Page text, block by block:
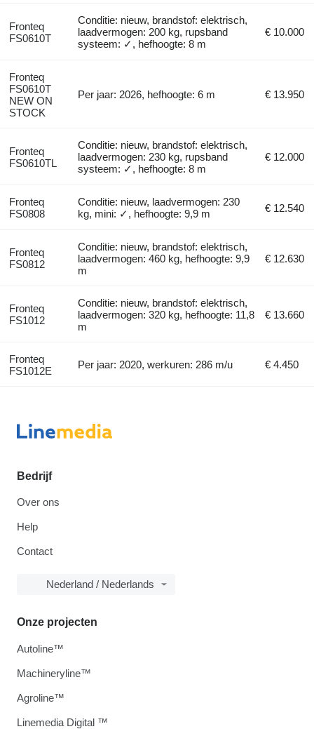
Fronteq
FS0610T
Conditie: nieuw, brandstof: elektrisch,
laadvermogen: 200 kg, rupsband
systeem: ✓, hefhoogte: 8 m
€ 10.000
Fronteq
FS0610T
NEW ON
STOCK
Per jaar: 2026, hefhoogte: 6 m € 13.950
Fronteq
FS0610TL
Conditie: nieuw, brandstof: elektrisch,
laadvermogen: 230 kg, rupsband
systeem: ✓, hefhoogte: 8 m
€ 12.000
Fronteq
FS0808
Conditie: nieuw, laadvermogen: 230
kg, mini: ✓, hefhoogte: 9,9 m
€ 12.540
Fronteq
FS0812
Conditie: nieuw, brandstof: elektrisch,
laadvermogen: 460 kg, hefhoogte: 9,9
m
€ 12.630
Fronteq
FS1012
Conditie: nieuw, brandstof: elektrisch,
laadvermogen: 320 kg, hefhoogte: 11,8
m
€ 13.660
Fronteq
FS1012E
Per jaar: 2020, werkuren: 286 m/u € 4.450
Bedrijf
Over ons
Help
Contact
Nederland / Nederlands
Onze projecten
Autoline™
Machineryline™
Agroline™
Linemedia Digital ™